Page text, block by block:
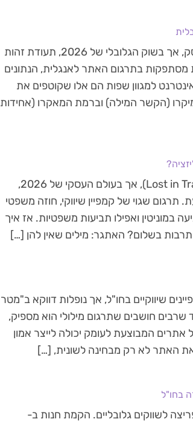
האתר שלכם הוא תעודת הזהות הדיגיטלית של העסק, אך בשוק הגלובלי של 2026, תעודת זהות
בתרגום האתר לאנגלית, הנתונים
למגוון שפות הם אלו שקוטפים את
(הקשר המילה) וברמת המאקרו (אחידות
כולנו מכירים את המונח "אבוד בתרגום" (Lost in Translation), אך בעולם העסקי של 2026,
שגוי של קמפיין שיווקי, חוזה משפטי
במוניטין ואפילו תביעות משפטיות. אז איך
בשלום? האתגר: מילים שאין להן […]
שיווקיים בחו"ל, אך נופלות דווקא ב"מטר
חושבים שתרגום מילולי הוא מספיק,
של אתרים המבוצעת לעומק יכולה לייצר אמון
את האתר לא רק מבחינה לשונית, […]
שנת 2026 היא שנת הפריצה לשווקים גלובליים. הקמת חנות ב-